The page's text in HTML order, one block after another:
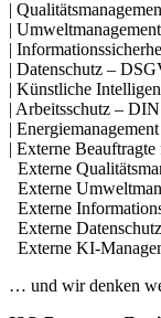
|
|
|
| Datenschutz –
| Künstliche
| Arbeitsschutz –
|
| Externe
Externe
Externe
Externe
Externe
Externe KI-
… und wir denken